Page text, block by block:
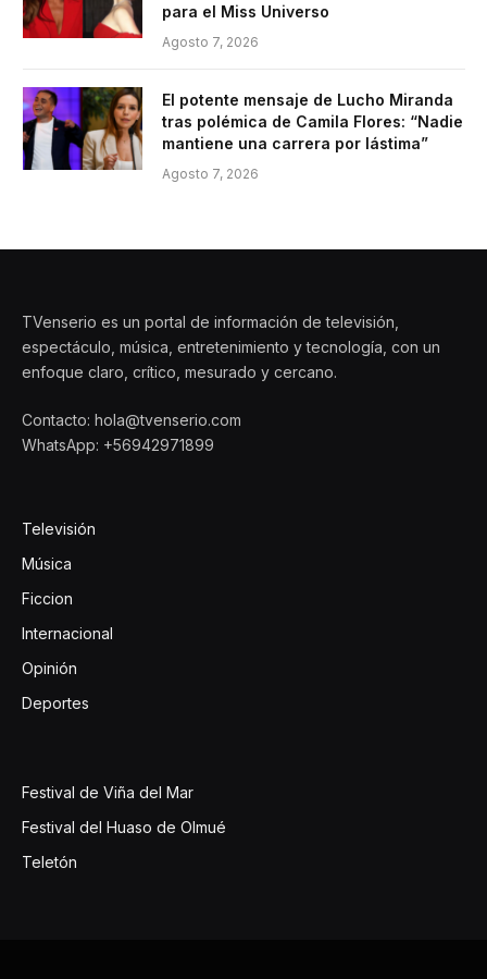
para el Miss Universo
Agosto 7, 2026
El potente mensaje de Lucho Miranda
tras polémica de Camila Flores: “Nadie
mantiene una carrera por lástima”
Agosto 7, 2026
TVenserio es un portal de información de televisión,
espectáculo, música, entretenimiento y tecnología, con un
enfoque claro, crítico, mesurado y cercano.
Contacto: hola@tvenserio.com
WhatsApp: +56942971899
Televisión
Música
Ficcion
Internacional
Opinión
Deportes
Festival de Viña del Mar
Festival del Huaso de Olmué
Teletón